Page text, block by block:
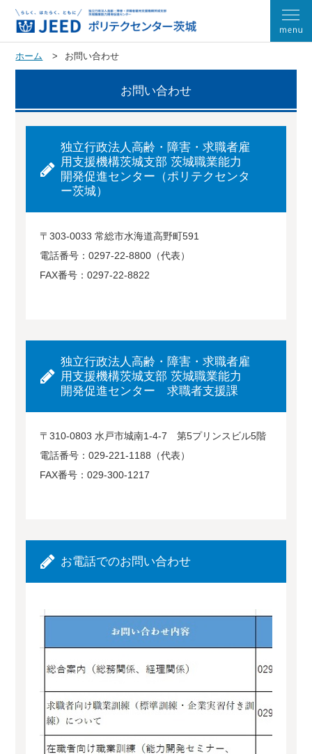
ホーム お問い合わせ
お問い合わせ
独立行政法人高齢・障害・求職者雇
用支援機構茨城支部 茨城職業能力
開発促進センター（ポリテクセンタ
ー茨城）
〒303-0033 常総市水海道高野町591
電話番号：0297-22-8800（代表）
FAX番号：0297-22-8822
独立行政法人高齢・障害・求職者雇
用支援機構茨城支部 茨城職業能力
開発促進センター 求職者支援課
〒310-0803 水戸市城南1-4-7 第5プリンスビル5階
電話番号：029-221-1188（代表）
FAX番号：029-300-1217
お電話でのお問い合わせ